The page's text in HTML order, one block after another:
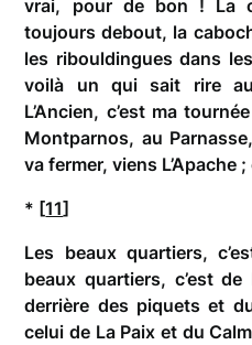
vrai, pour de bon ! La
toujours debout, la
les ribouldingues dans
voilà un qui sait rire
L’Ancien, c’est ma
Montparnos, au
va fermer, viens L’Apache
* [11]
Les beaux quartiers,
beaux quartiers, c’est
derrière des piquets et
celui de La Paix et du